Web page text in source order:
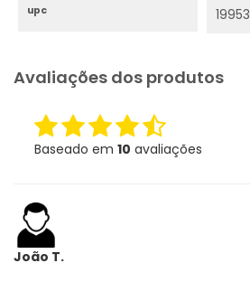
upc 19953
Avaliações dos produtos
Baseado em 10 avaliações
João T.